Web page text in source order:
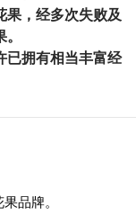
果，经多次失败及
已拥有相当丰富经
品牌。